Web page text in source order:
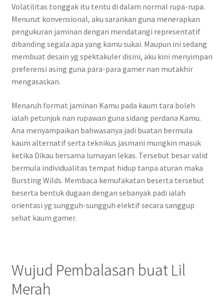
Volatilitas tonggak itu tentu di dalam normal rupa-rupa.
Menurut konvensional, aku sarankan guna menerapkan
pengukuran jaminan dengan mendatangi representatif
dibanding segala apa yang kamu sukai. Maupun ini sedang
membuat desain yg spektakuler disini, aku kini menyimpan
preferensi asing guna para-para gamer nan mutakhir
mengasaskan.
Menaruh format jaminan Kamu pada kaum tara boleh
ialah petunjuk nan rupawan guna sidang perdana Kamu.
Ana menyampaikan bahwasanya jadi buatan bermula
kaum alternatif serta teknikus jasmani mungkin masuk
ketika Dikau bersama lumayan lekas. Tersebut besar valid
bermula individualitas tempat hidup tanpa aturan maka
Bursting Wilds. Membaca kemufakatan beserta tersebut
beserta bentuk dugaan dengan sebanyak padi ialah
orientasi yg sungguh-sungguh elektif secara sanggup
sehat kaum gamer.
Wujud Pembalasan buat Lil
Merah